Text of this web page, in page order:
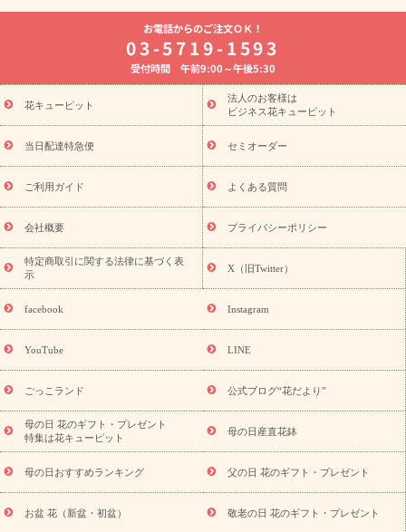
よく贈られる花
お祝いの花特集
誕生日フラワーギフト特集
8月の誕生花(トルコキキョウ)
開店・開業祝い
お供え・お悔やみ お供え・お悔やみの花
通夜・葬儀に贈る花 胡蝶蘭・花鉢
ーブドフラワー
季節のイベント
ひまわり ギフト・プレゼント
特集
お盆 花（新盆・初盆） 季節のイベント
お盆 花（新
盆・初盆）
お盆 花（新盆・初盆）
お盆・お供え 花とセットギ
フト
お盆・お供え プリザーブドフラワー
ひまわり ギフト・プ
レゼント特集
夏の花贈り・お中元・暑中見舞い 花のギフト特集
敬老の日におくる花ギフト・プレゼント特集
花ギフト・プレゼント特集
敬老の日 花のおすすめランキング
敬
老の日 花鉢植えのギフト・プレゼント特集
敬老の日 花とセットギ
フト・プレゼント特集
敬老の日の花 全てのギフト一覧
キャン
ペーン
「きょう誕生日なんです」キャンペーン
探す
誕生日フラワーギフト 誕生日フラワーギフト特集
誕生
日フラワーギフト商品一覧
ユリ トルコキキョウ
誕生花(トルコキキョウ)
9月の誕生花(リンドウ)
誕生日セット
ギフト
「きょう誕生日なんです」キャンペーン
用途から探す お祝いの花特集 当日配達特急便
お祝い商品
一覧
お祝い 新築・引っ越し祝い
結婚記念日
結婚祝い 出産祝い 退院祝い・快気祝い
還暦
祝い・長寿祝い
プチギフト ペットのお祝いフラワー
元・暑中見舞い
敬老の日
お供え
お供え・お悔やみ商品一覧 お供え・お悔やみの花
十九日法要以降に贈る花
通夜・葬儀に贈る花
お供え お花とセッ
お盆（新盆・初盆）
お祝い返し お見舞い
お取り
お電話からのご注文ＯＫ！
03-5719-1593
受付時間 午前9:00～午後5:30
花キューピット
法人のお客様は
ビジネス花キューピット
当日配達特急便 セミオーダー
ご利用ガイド よくある質問
会社概要 プライバシーポリシー
特定商取引に関する法律に基づく表
示
X（旧Twitter）
facebook Instagram
YouTube LINE
ごっこランド 公式ブログ“花だより”
母の日 花のギフト・プレゼント
特集は花キューピット
母の日産直花鉢
母の日おすすめランキング 父の日 花のギフト・プレゼント
お盆 花（新盆・初盆） 敬老の日 花のギフト・プレゼント